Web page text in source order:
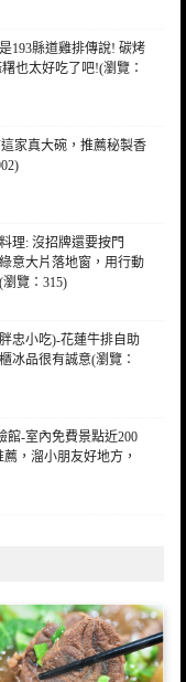
193縣道雞排傳說! 碳烤
也太好吃了吧!(瀏覽：
家真大碗，推薦秘製香
理: 沒招牌還要按門
意大片落地窗，用行動
覽：315)
忠小吃)-花蓮牛排自助
冰品很有誠意(瀏覽：
館-室內免費景點近200
，溜小朋友好地方，